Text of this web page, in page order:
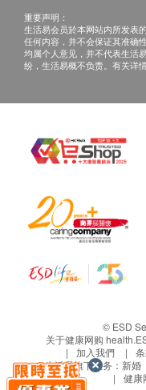
重要声明：
生活易会员於本网站内所发表
任何内容，并不会保证其准确
均属个人意见，并不代表生活
纷，生活易概不负责。有关详
© ESD
关于健康网购
加入我們
生活易旗下业务： 新婚
健康